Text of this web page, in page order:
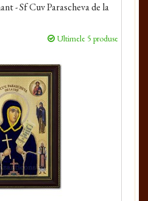
- Sf Cuv Parascheva de la
Ultimele 5 produse